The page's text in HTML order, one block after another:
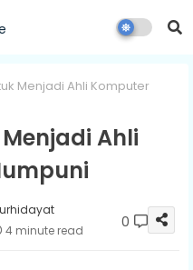
Menjadi Ahli Komputer
Ahli
4 minute read 0